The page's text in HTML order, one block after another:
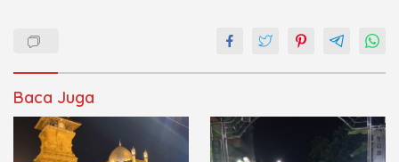
Baca Juga